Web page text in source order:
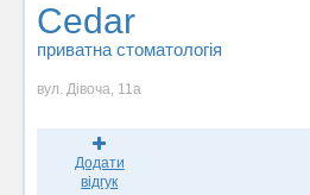
Cedar
приватна стоматологія
вул. Дівоча, 11а
Додати
відгук